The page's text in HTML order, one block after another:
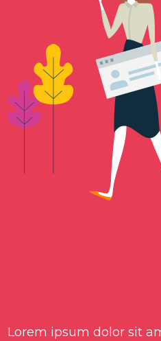
Lorem ipsum dolor sit